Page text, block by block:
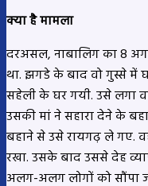
क्या है मामला
दरअसल, नाबालिग का 8
था. झगडे के बाद वो गुस्से में
सहेली के घर गयी. उसे लगा
उसकी मां ने सहारा देने के
बहाने से उसे रायगढ़ ले गए.
रखा. उसके बाद उससे देह
अलग-अलग लोगों को सौंपा